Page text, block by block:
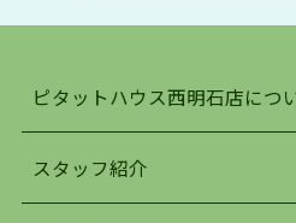
明石駅・西明石駅を中心に
でお部屋探している方は、
お探しになってください。
ピタットハウス西明石店につ
スタッフ紹介